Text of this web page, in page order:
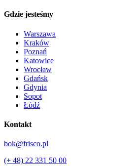
Gdzie jesteśmy
Warszawa
Kraków
Poznań
Katowice
Wrocław
Gdańsk
Gdynia
Sopot
Łódź
Kontakt
bok@frisco.pl
(+ 48) 22 331 50 00